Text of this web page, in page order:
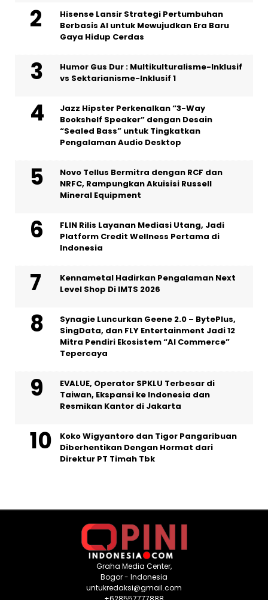
Hisense Lansir Strategi Pertumbuhan
Berbasis AI untuk Mewujudkan Era Baru
Gaya Hidup Cerdas
Humor Gus Dur : Multikulturalisme-Inklusif
vs Sektarianisme-Inklusif 1
Jazz Hipster Perkenalkan “3-Way
Bookshelf Speaker” dengan Desain
“Sealed Bass” untuk Tingkatkan
Pengalaman Audio Desktop
Novo Tellus Bermitra dengan RCF dan
NRFC, Rampungkan Akuisisi Russell
Mineral Equipment
FLIN Rilis Layanan Mediasi Utang, Jadi
Platform Credit Wellness Pertama di
Indonesia
Kennametal Hadirkan Pengalaman Next
Level Shop Di IMTS 2026
Synagie Luncurkan Geene 2.0 – BytePlus,
SingData, dan FLY Entertainment Jadi 12
Mitra Pendiri Ekosistem “AI Commerce”
Tepercaya
EVALUE, Operator SPKLU Terbesar di
Taiwan, Ekspansi ke Indonesia dan
Resmikan Kantor di Jakarta
Koko Wigyantoro dan Tigor Pangaribuan
Diberhentikan Dengan Hormat dari
Direktur PT Timah Tbk
Graha Media Center,
Bogor - Indonesia
untukredaksi@gmail.com